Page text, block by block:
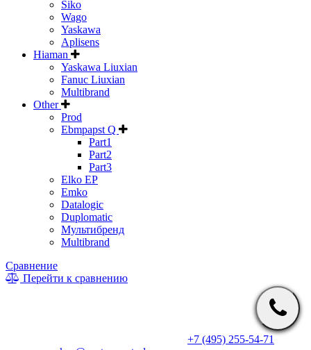
Siko
Wago
Yaskawa
Aplisens
Hiaman
Yaskawa Liuxian
Fanuc Liuxian
Multibrand
Other
Prod
Ebmpapst Q
Part1
Part2
Part3
Elko EP
Emko
Datalogic
Duplomatic
Мультибренд
Multibrand
Сравнение
Перейти к сравнению
* Информация на сайте не является публичной офертой. Цены
производителем в одностороннем порядке. Актуальную цену
+7 (495) 255-54-71